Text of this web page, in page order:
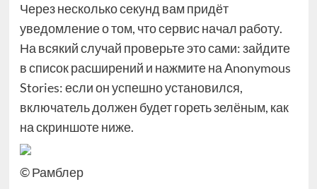
Через несколько секунд вам придёт
уведомление о том, что сервис начал работу.
На всякий случай проверьте это сами: зайдите
в список расширений и нажмите на Anonymous
Stories: если он успешно установился,
включатель должен будет гореть зелёным, как
на скриншоте ниже.
© Рамблер